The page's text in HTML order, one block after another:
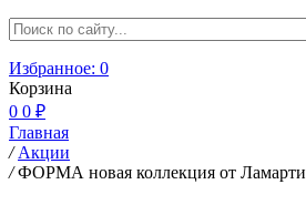
Избранное: 0
Корзина
0 0 ₽
Главная
/ Акции
/ ФОРМА новая коллекция от Ламарти